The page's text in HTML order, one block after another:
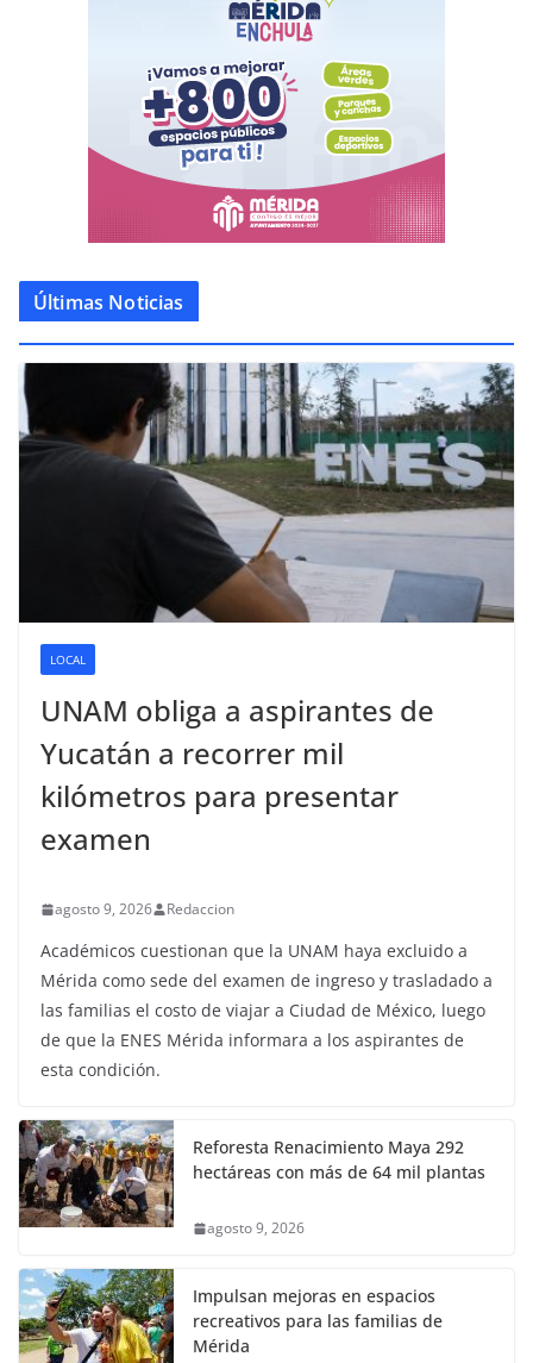
Últimas Noticias
LOCAL
UNAM obliga a aspirantes de
Yucatán a recorrer mil
kilómetros para presentar
examen
agosto 9, 2026 Redaccion
Académicos cuestionan que la UNAM haya excluido a
Mérida como sede del examen de ingreso y trasladado a
las familias el costo de viajar a Ciudad de México, luego
de que la ENES Mérida informara a los aspirantes de
esta condición.
Reforesta Renacimiento Maya 292
hectáreas con más de 64 mil plantas
agosto 9, 2026
Impulsan mejoras en espacios
recreativos para las familias de
Mérida